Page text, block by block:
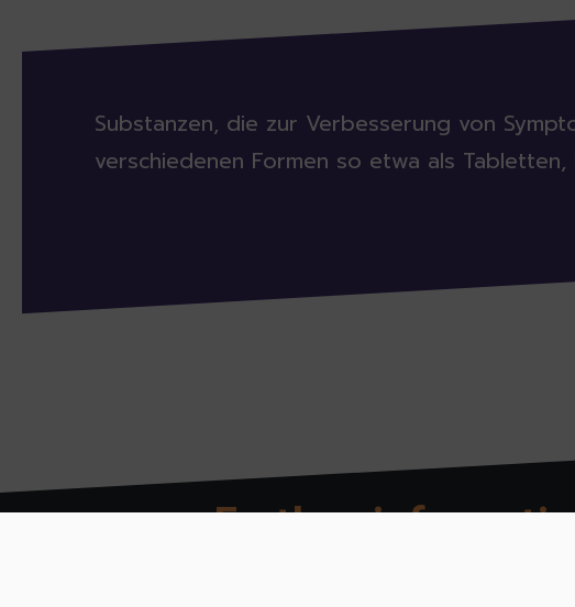
Substanzen, die zur Verbesserung von
verschiedenen Formen so etwa als
Further